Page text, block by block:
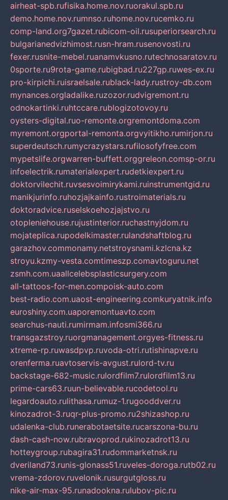
airheat-spb.rufisika.home.nov.ruorakul.spb.ru
demo.home.nov.rumnso.ruhome.nov.rucemko.ru
comp-land.org7gazet.rubicom-oil.rusuperiorsearch.ru
bulgarianedvizhimost.rusn-hram.rusenovosti.ru
fexer.rusnite-mebel.ruanamvkusno.rutechnosaratov.ru
0sporte.ru9rota-game.rubigbad.ru227gp.ruwes-ex.ru
pro-kirpichi.ruisraelsale.rublack-lady.rustroy-db.com
mynances.orgladalike.ruzozor.rudvigremont.ru
odnokartinki.ruhtccare.rublogizotovoy.ru
oysters-digital.ruo-remonte.orgremontdoma.com
myremont.orgportal-remonta.orgvyitikho.rumirjon.ru
superdeutsch.rumycrazystars.rufilosofyfree.com
mypetslife.orgwarren-buffett.orggreleon.comsp-or.ru
infoelectrik.rumaterialexpert.rudetkiexpert.ru
doktorvilechit.ruvsesvoimirykami.ruinstrumentgid.ru
manikjurinfo.ruhozjajkainfo.rustroimaterials.ru
doktoradvice.ruselskoehozjajstvo.ru
otopleniehouse.rujustinterior.ruchastnyjdom.ru
mojateplica.rupodelkimaster.rulandshaftblog.ru
garazhov.commonamy.netstroysnami.kzlcna.kz
stroyu.kzmy-vesta.comtimeszp.comavtoguru.net
zsmh.com.uaallcelebsplasticsurgery.com
all-tattoos-for-men.compoisk-auto.com
best-radio.com.uaost-engineering.comkuryatnik.info
euroshiny.com.uaporemontuavto.com
searchus-nauti.rumirmam.infosmi366.ru
transgazstroy.ruorgmanagement.orgyes-fitness.ru
xtreme-rp.ruwasdpvp.ruvoda-otri.rutishinapve.ru
orenferma.ruavtoservis-avgust.rulord-tv.ru
backstage-682-music.rulordfilm7.rulordfilm13.ru
prime-cars63.ruun-believable.rucodetool.ru
legardoauto.rulithasa.rumuz-1.rugooddver.ru
kinozadrot-3.ruqr-plus-promo.ru2shizashop.ru
udalenka-club.runerabotaetsite.rucarszona-bu.ru
dash-cash-now.rubravoprod.rukinozadrot13.ru
hotteygroup.rubagira31.rudommarketnsk.ru
dveriland73.runis-glonass51.ruveles-doroga.rutb02.ru
vrema-zdorov.ruvelonik.rusurgutgloss.ru
nike-air-max-95.runadookna.rulubov-pic.ru